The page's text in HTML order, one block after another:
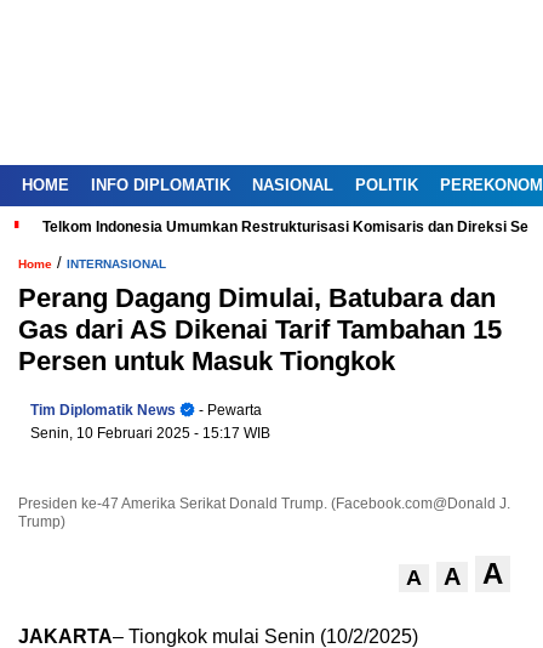
HOME INFO DIPLOMATIK NASIONAL POLITIK
Telkom Indonesia Umumkan Restrukturisasi Komisaris dan Direksi
Home / INTERNASIONAL
Perang Dagang Dimulai, Batubara dan
Gas dari AS Dikenai Tarif Tambahan 15
Persen untuk Masuk Tiongkok
Tim Diplomatik News
- Pewarta
Senin, 10 Februari 2025 - 15:17 WIB
Presiden ke-47 Amerika Serikat Donald Trump. (Facebook.com@Donald J.
Trump)
A A A
JAKARTA– Tiongkok mulai Senin (10/2/2025)